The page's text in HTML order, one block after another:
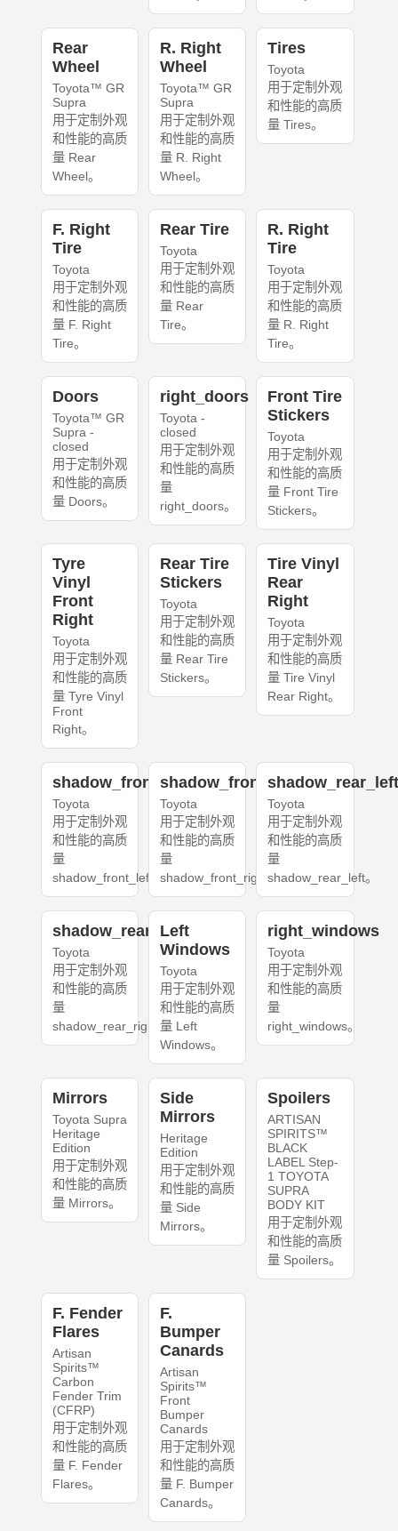
Rear
Wheel
Toyota™ GR
Supra
用于定制外观
和性能的高质
量 Rear
Wheel。
R. Right
Wheel
Toyota™ GR
Supra
用于定制外观
和性能的高质
量 R. Right
Wheel。
Tires
Toyota
用于定制外观
和性能的高质
量 Tires。
F. Right
Tire
Toyota
用于定制外观
和性能的高质
量 F. Right
Tire。
Rear Tire
Toyota
用于定制外观
和性能的高质
量 Rear
Tire。
R. Right
Tire
Toyota
用于定制外观
和性能的高质
量 R. Right
Tire。
Doors
Toyota™ GR
Supra -
closed
用于定制外观
和性能的高质
量 Doors。
right_doors
Toyota -
closed
用于定制外观
和性能的高质
量
right_doors。
Front Tire
Stickers
Toyota
用于定制外观
和性能的高质
量 Front Tire
Stickers。
Tyre
Vinyl
Front
Right
Toyota
用于定制外观
和性能的高质
量 Tyre Vinyl
Front
Right。
Rear Tire
Stickers
Toyota
用于定制外观
和性能的高质
量 Rear Tire
Stickers。
Tire Vinyl
Rear
Right
Toyota
用于定制外观
和性能的高质
量 Tire Vinyl
Rear Right。
shadow_front_left
Toyota
用于定制外观
和性能的高质
量
shadow_front_left。
shadow_front_right
Toyota
用于定制外观
和性能的高质
量
shadow_front_right。
Toyota
用于定制外观
和性能的高质
量
shadow_rear_left。
shadow_rear_right
Toyota
用于定制外观
和性能的高质
量
shadow_rear_right。
Left
Windows
Toyota
用于定制外观
和性能的高质
量 Left
Windows。
right_windows
Toyota
用于定制外观
和性能的高质
量
right_windows。
Mirrors
Toyota Supra
Heritage
Edition
用于定制外观
和性能的高质
量 Mirrors。
Side
Mirrors
Heritage
Edition
用于定制外观
和性能的高质
量 Side
Mirrors。
Spoilers
ARTISAN
SPIRITS™
BLACK
LABEL Step-
1 TOYOTA
SUPRA
BODY KIT
用于定制外观
和性能的高质
量 Spoilers。
F. Fender
Flares
Artisan
Spirits™
Carbon
Fender Trim
(CFRP)
用于定制外观
和性能的高质
量 F. Fender
Flares。
F.
Bumper
Canards
Artisan
Spirits™
Front
Bumper
Canards
用于定制外观
和性能的高质
量 F. Bumper
Canards。